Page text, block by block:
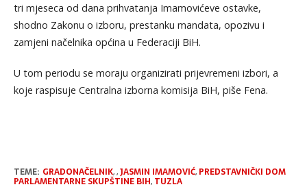
tri mjeseca od dana prihvatanja Imamovićeve ostavke,
shodno Zakonu o izboru, prestanku mandata, opozivu i
zamjeni načelnika općina u Federaciji BiH.
U tom periodu se moraju organizirati prijevremeni izbori, a
koje raspisuje Centralna izborna komisija BiH, piše Fena.
TEME: GRADONAČELNIK,,JASMIN IMAMOVIĆ, PREDSTAVNIČKI DOM
PARLAMENTARNE SKUPŠTINE BIH, TUZLA